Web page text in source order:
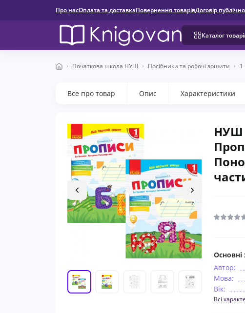
Про насОплата та доставкаПовернення товарівДоговір
Каталог
Початкова школа НУШ Посібники та робочі зошити 1
Все про товар Опис Характеристики
НУШ
Основні
Автор:
Мова:
Вік:
Всі